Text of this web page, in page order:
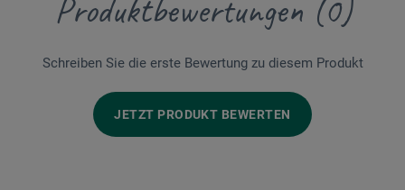
Produktbewertungen (0)
Schreiben Sie die erste Bewertung zu diesem Produkt
JETZT PRODUKT BEWERTEN